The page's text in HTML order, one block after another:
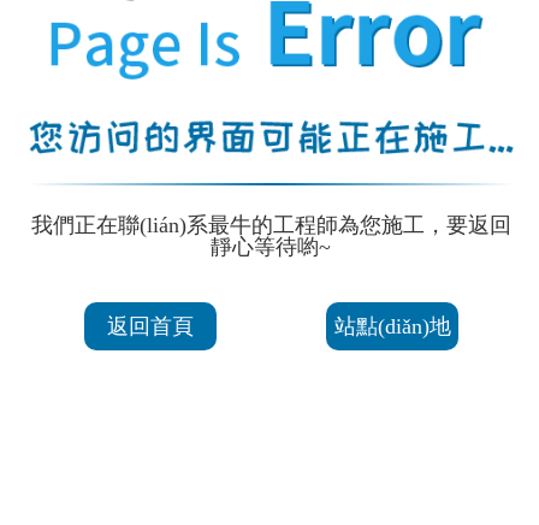
我們正在聯(lián)系最牛的工程師為您施工，要返回
靜心等待喲~
返回首頁
站點(diǎn)地